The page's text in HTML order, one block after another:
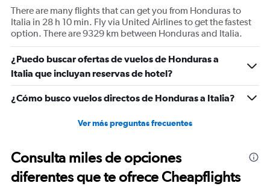
There are many flights that can get you from Honduras to
Italia in 28 h 10 min. Fly via United Airlines to get the fastest
option. There are 9329 km between Honduras and Italia.
¿Puedo buscar ofertas de vuelos de Honduras a
Italia que incluyan reservas de hotel?
¿Cómo busco vuelos directos de Honduras a Italia?
Ver más preguntas frecuentes
Consulta miles de opciones
diferentes que te ofrece Cheapflights